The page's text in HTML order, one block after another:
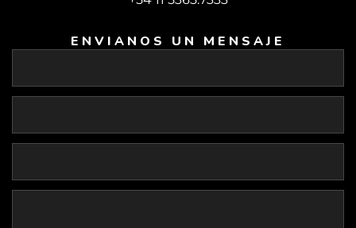
ENVIANOS UN MENSAJE